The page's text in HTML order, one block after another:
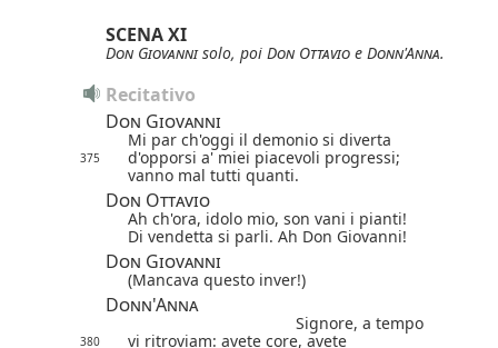
SCENA XI
Don Giovannisolo, poi Don Ottavio e Donn'Anna.
Recitativo
Don Giovanni
Mi par ch'oggi il demonio si diverta
375
d'opporsi a' miei piacevoli progressi;
vanno mal tutti quanti.
Don Ottavio
Ah ch'ora, idolo mio, son vani i pianti!
Di vendetta si parli. Ah Don Giovanni!
Don Giovanni
(Mancava questo inver!)
Donn'Anna
Signore, a tempo
380
vi ritroviam: avete core, avete